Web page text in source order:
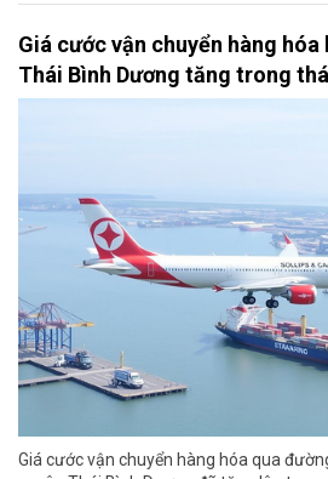
Giá cước vận chuyển hàng hóa
Thái Bình Dương tăng trong
Giá cước vận chuyển hàng hóa qua